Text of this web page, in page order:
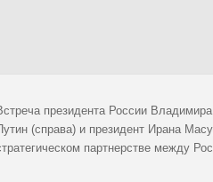
президента России
(справа) и президент Ирана
партнерстве между